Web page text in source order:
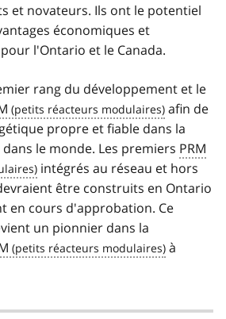
et novateurs. Ils ont le potentiel
économiques et
l'Ontario et le Canada.
rang du développement et le
afin de
propre et fiable dans la
le monde. Les premiers PRM
intégrés au réseau et hors
être construits en Ontario
en cours d'approbation. Ce
un pionnier dans la
à